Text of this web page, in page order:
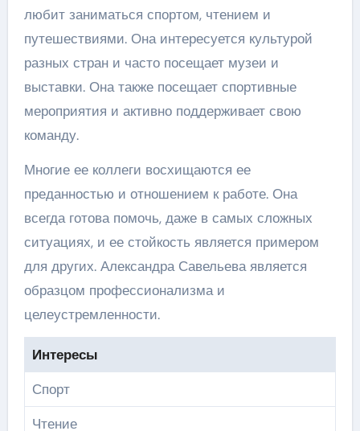
любит заниматься спортом, чтением и
путешествиями. Она интересуется культурой
разных стран и часто посещает музеи и
выставки. Она также посещает спортивные
мероприятия и активно поддерживает свою
команду.
Многие ее коллеги восхищаются ее
преданностью и отношением к работе. Она
всегда готова помочь, даже в самых сложных
ситуациях, и ее стойкость является примером
для других. Александра Савельева является
образцом профессионализма и
целеустремленности.
Интересы
Спорт
Чтение